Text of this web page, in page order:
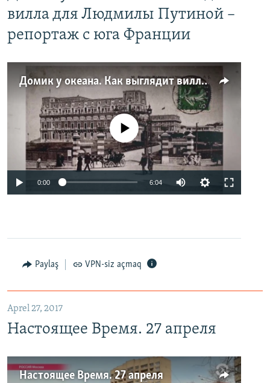
вилла для Людмилы Путиной –
репортаж с юга Франции
Домик у океана. Как выглядит вилла для Людмилы Путиной – репортаж с юга Франции
No media source currently available
0:00 6:04
Paylaş VPN-siz açmaq
Aprel 27, 2017
Настоящее Время. 27 апреля
Настоящее Время. 27 апреля